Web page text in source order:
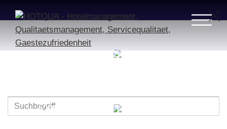
Beratung & Schulung für
Consulting & Training für die